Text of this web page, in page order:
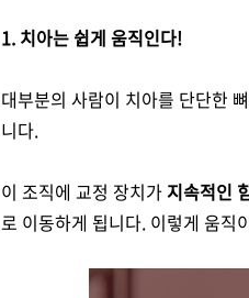
1. 치아는 쉽게 움직인다!
대부분의 사람이 치아를 단단한
니다.
이 조직에 교정 장치가지속적인
로 이동하게 됩니다. 이렇게 움직